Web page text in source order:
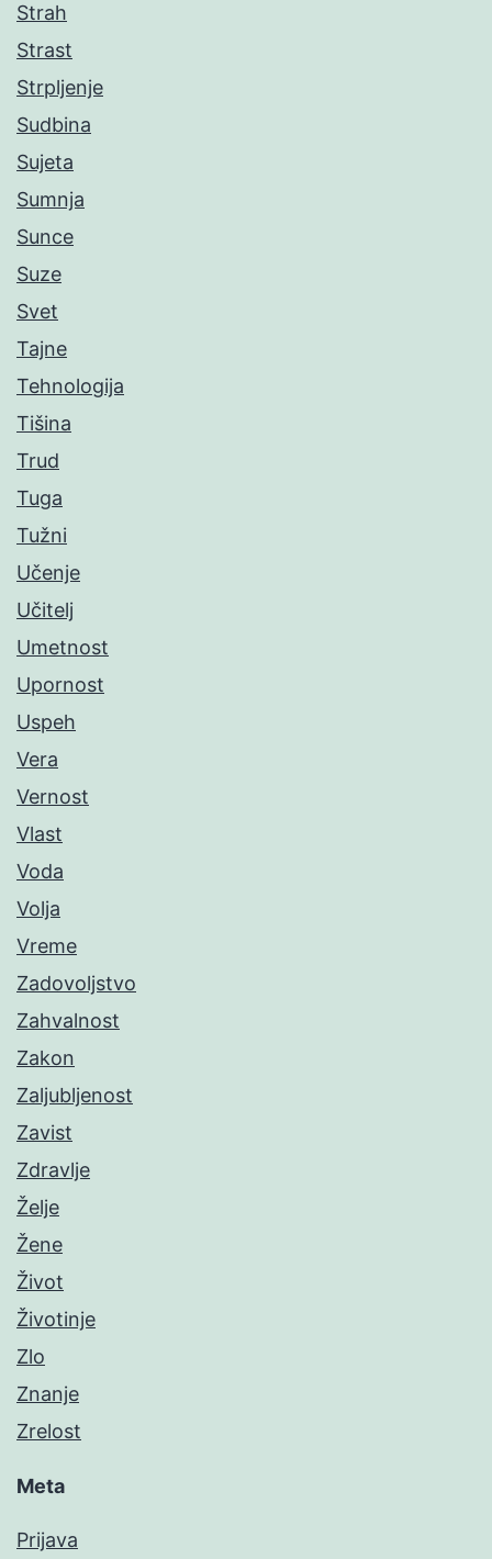
Strah
Strast
Strpljenje
Sudbina
Sujeta
Sumnja
Sunce
Suze
Svet
Tajne
Tehnologija
Tišina
Trud
Tuga
Tužni
Učenje
Učitelj
Umetnost
Upornost
Uspeh
Vera
Vernost
Vlast
Voda
Volja
Vreme
Zadovoljstvo
Zahvalnost
Zakon
Zaljubljenost
Zavist
Zdravlje
Želje
Žene
Život
Životinje
Zlo
Znanje
Zrelost
Meta
Prijava